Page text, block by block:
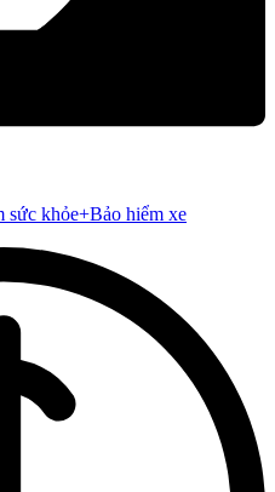
sức khỏe+Bảo hiểm xe